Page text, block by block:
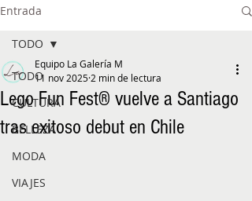
Entrada
TODO
CULTURA
BELLEZA
MODA
VIAJES
TODO
Lego Fun Fest® vuelve a Santiago
tras exitoso debut en Chile
Equipo La Galería M
11 nov 2025 2 min de lectura